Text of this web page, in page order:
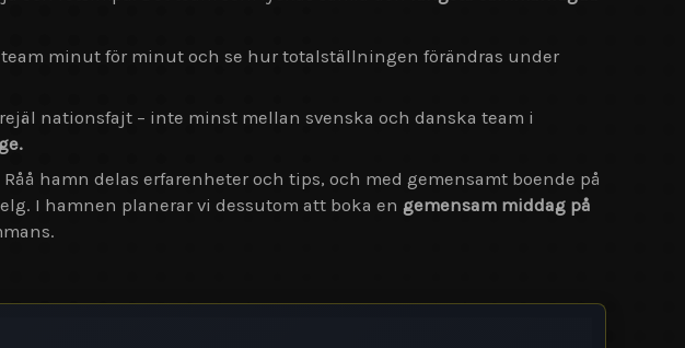
minut för minut och se hur totalställningen förändras under
nationsfajt – inte minst mellan svenska och danska team i
hamn delas erfarenheter och tips, och med gemensamt boende på
I hamnen planerar vi dessutom att boka en gemensam middag på